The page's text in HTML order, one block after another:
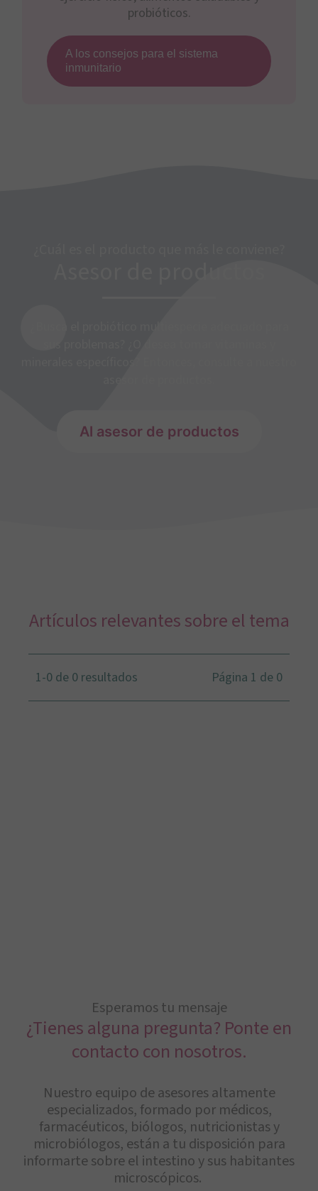
probióticos.
A los consejos para el sistema
inmunitario
Al asesor de productos
Artículos relevantes sobre el tema
1-0 de 0 resultados Página 1 de 0
Esperamos tu mensaje
¿Tienes alguna pregunta? Ponte en
contacto con nosotros.
Nuestro equipo de asesores altamente
especializados, formado por médicos,
farmacéuticos, biólogos, nutricionistas y
microbiólogos, están a tu disposición para
informarte sobre el intestino y sus habitantes
microscópicos.